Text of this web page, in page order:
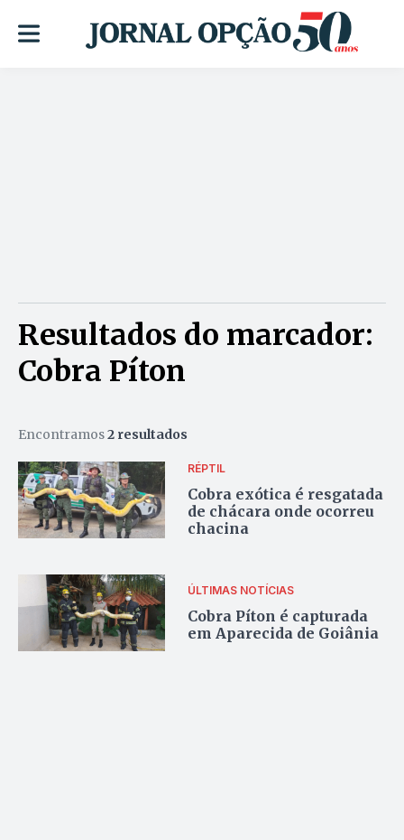
Resultados do marcador:
Cobra Píton
Encontramos2 resultados
RÉPTIL
Cobra exótica é resgatada
de chácara onde ocorreu
chacina
ÚLTIMAS NOTÍCIAS
Cobra Píton é capturada
em Aparecida de Goiânia